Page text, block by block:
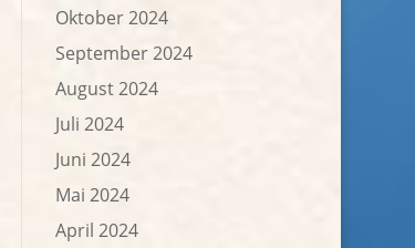
Oktober 2024
September 2024
August 2024
Juli 2024
Juni 2024
Mai 2024
April 2024